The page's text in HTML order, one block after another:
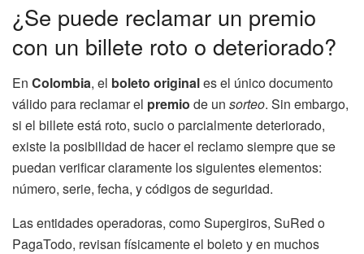
¿Se puede reclamar un premio
con un billete roto o deteriorado?
En Colombia, el boleto originales el único documento
válido para reclamar el premio de un sorteo. Sin embargo,
si el billete está roto, sucio o parcialmente deteriorado,
existe la posibilidad de hacer el reclamo siempre que se
puedan verificar claramente los siguientes elementos:
número, serie, fecha, y códigos de seguridad.
Las entidades operadoras, como Supergiros, SuRed o
PagaTodo, revisan físicamente el boleto y en muchos